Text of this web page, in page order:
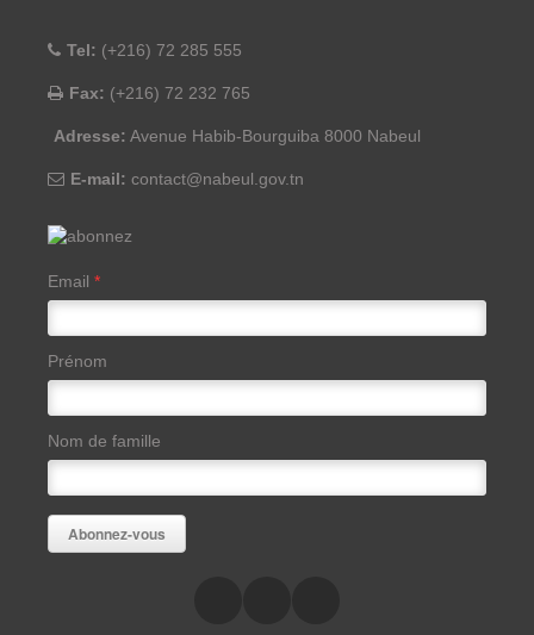
Tel: (+216) 72 285 555
Fax: (+216) 72 232 765
Adresse: Avenue Habib-Bourguiba 8000 Nabeul
E-mail: contact@nabeul.gov.tn
Email *
Prénom
Nom de famille